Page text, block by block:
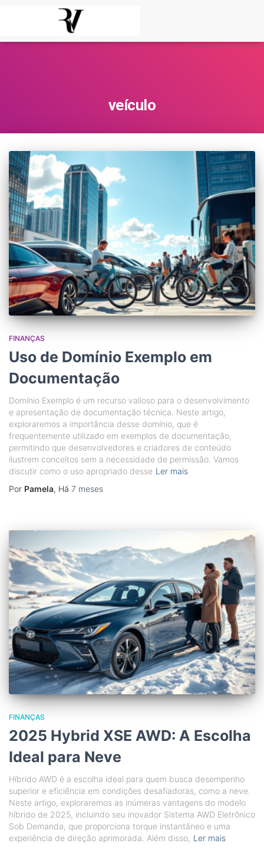
veículo
FINANÇAS
Uso de Domínio Exemplo em
Documentação
Domínio Exemplo é um recurso valioso para o desenvolvimento
e apresentação de documentação técnica. Neste artigo,
exploraremos a importância desse domínio, que é
frequentemente utilizado em exemplos de documentação,
permitindo que desenvolvedores e criadores de conteúdo
ilustrem conceitos sem a necessidade de permissão. Vamos
discutir como o uso apropriado desse Ler mais
Por Pamela, Há 7 meses
FINANÇAS
2025 Hybrid XSE AWD: A Escolha
Ideal para Neve
Híbrido AWD é a escolha ideal para quem busca desempenho
superior e eficiência em condições desafiadoras, como a neve.
Neste artigo, exploraremos as inúmeras vantagens do modelo
híbrido de 2025, incluindo seu inovador Sistema AWD Eletrônico
Sob Demanda, que proporciona torque instantâneo e uma
experiência de direção aprimorada. Além disso, Ler mais